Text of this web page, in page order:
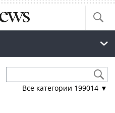
Все категории 199014 ▼